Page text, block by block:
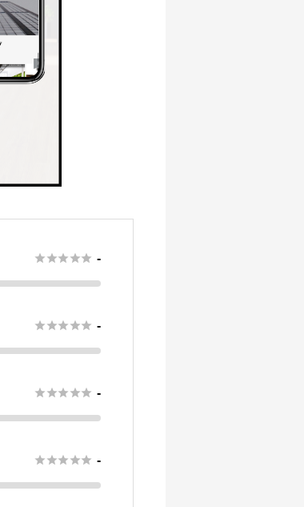
 -
 -
 -
 -